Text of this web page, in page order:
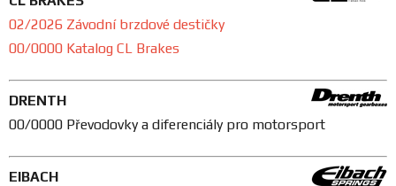
02/2026 Závodní brzdové destičky
00/0000 Katalog CL Brakes
DRENTH
00/0000 Převodovky a diferenciály pro motorsport
EIBACH